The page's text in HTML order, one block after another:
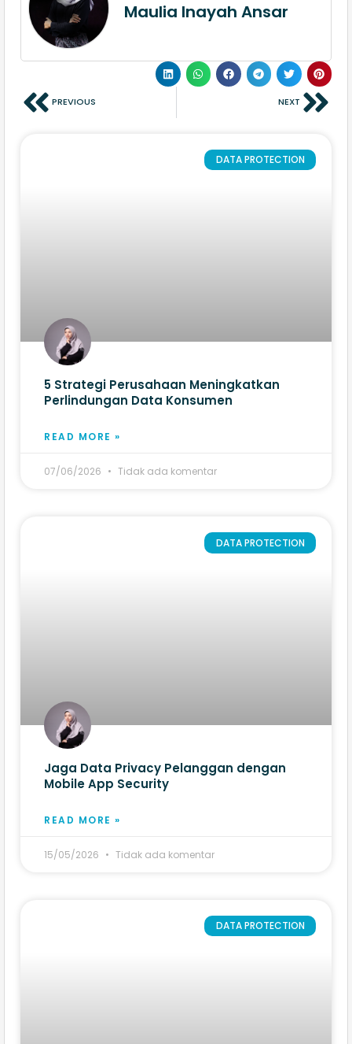
Maulia Inayah Ansar
PREVIOUS NEXT
DATA PROTECTION
5 Strategi Perusahaan Meningkatkan
Perlindungan Data Konsumen
READ MORE »
07/06/2026 Tidak ada komentar
DATA PROTECTION
Jaga Data Privacy Pelanggan dengan
Mobile App Security
READ MORE »
15/05/2026 Tidak ada komentar
DATA PROTECTION